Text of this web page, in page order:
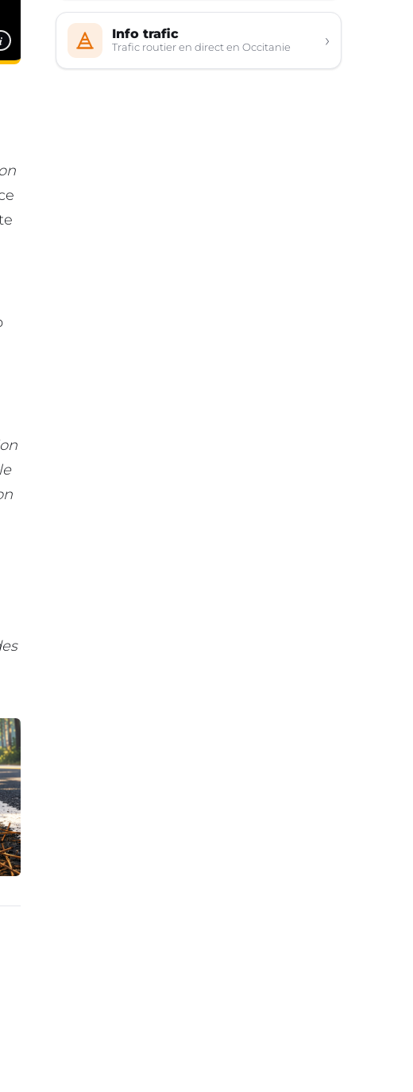
i Info trafic
Trafic routier en direct en Occitanie ›